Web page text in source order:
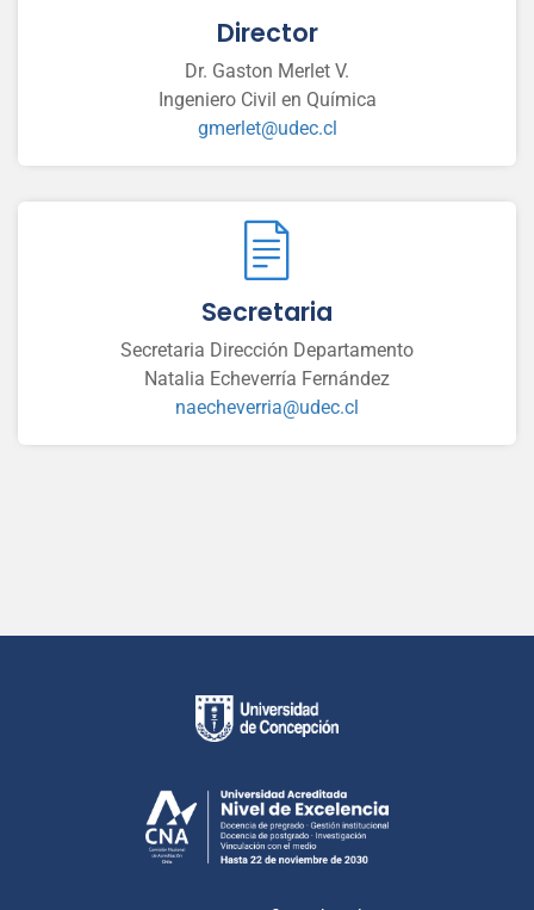
Director
Dr. Gaston Merlet V.
Ingeniero Civil en Química
gmerlet@udec.cl
Secretaria
Secretaria Dirección Departamento
Natalia Echeverría Fernández
naecheverria@udec.cl